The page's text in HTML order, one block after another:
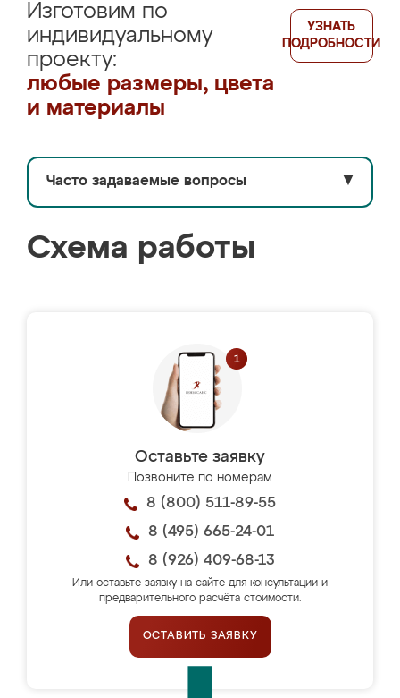
Изготовим по
индивидуальному
проекту:
любые размеры, цвета
и материалы
УЗНАТЬ
ПОДРОБНОСТИ
Часто задаваемые вопросы ▼
Схема работы
Оставьте заявку
Позвоните по номерам
8 (800) 511-89-55
8 (495) 665-24-01
8 (926) 409-68-13
Или оставьте заявку на сайте для консультации и
предварительного расчёта стоимости.
ОСТАВИТЬ ЗАЯВКУ